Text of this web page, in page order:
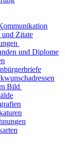
Zitate
und Diplome
Bild